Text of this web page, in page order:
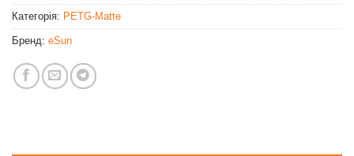
Категорія: PETG-Matte
Бренд: eSun